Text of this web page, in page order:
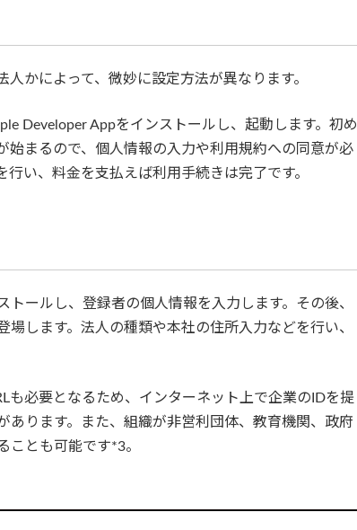
かによって、微妙に設定方法が異なります。
Developer Appをインストールし、起動します。初め
始まるので、個人情報の入力や利用規約への同意が必
い、料金を支払えば利用手続きは完了です。
ールし、登録者の個人情報を入力します。その後、
します。法人の種類や本社の住所入力などを行い、
も必要となるため、インターネット上で企業のIDを提
あります。また、組織が非営利団体、教育機関、政府
ことも可能です*3。